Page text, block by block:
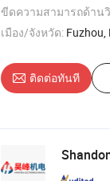
ขีดความสามารถด้าน
เมือง/จังหวัด: Fuzhou,
ติดต่อทันที